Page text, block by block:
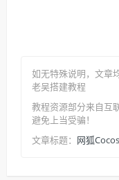
如无特殊说明，文章
老吴搭建教程
教程资源部分来自互
避免上当受骗！
文章标题： 网狐